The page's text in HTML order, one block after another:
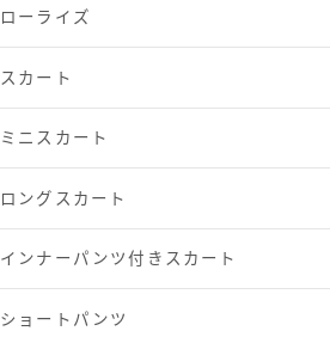
ローライズ
スカート
ミニスカート
ロングスカート
インナーパンツ付きスカート
ショートパンツ